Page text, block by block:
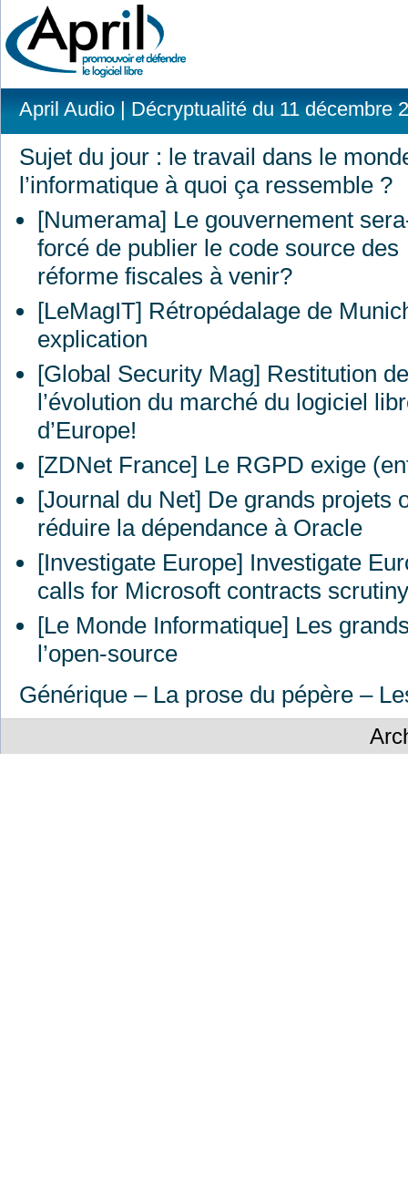
April Audio| Décryptualité du 11 décembre
Sujet du jour : le travail dans le
l’informatique à quoi ça ressemble ?
[Numerama] Le gouvernement
forcé de publier le code source des
réforme fiscales à venir?
[LeMagIT] Rétropédalage de
explication
[Global Security Mag] Restitution
l’évolution du marché du logiciel
d’Europe!
[ZDNet France] Le RGPD exige
[Journal du Net] De grands projets
réduire la dépendance à Oracle
[Investigate Europe] Investigate
calls for Microsoft contracts
[Le Monde Informatique] Les
l’open-source
Générique – La prose du pépère –